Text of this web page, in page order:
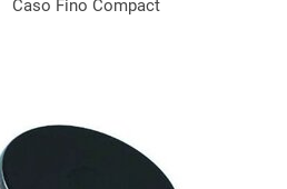
Caso Fino Compact